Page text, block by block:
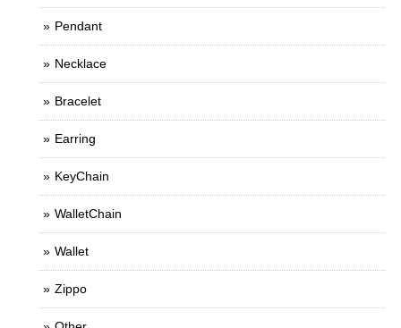
Pendant
Necklace
Bracelet
Earring
KeyChain
WalletChain
Wallet
Zippo